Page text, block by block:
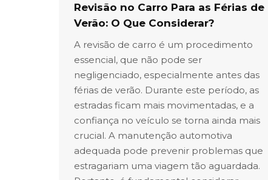
Revisão no Carro Para as Férias de
Verão: O Que Considerar?
A revisão de carro é um procedimento
essencial, que não pode ser
negligenciado, especialmente antes das
férias de verão. Durante este período, as
estradas ficam mais movimentadas, e a
confiança no veículo se torna ainda mais
crucial. A manutenção automotiva
adequada pode prevenir problemas que
estragariam uma viagem tão aguardada.